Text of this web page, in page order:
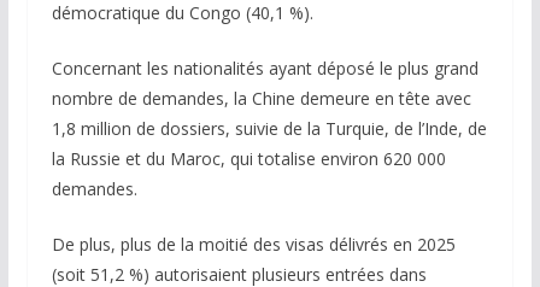
démocratique du Congo (40,1 %).
Concernant les nationalités ayant déposé le plus grand
nombre de demandes, la Chine demeure en tête avec
1,8 million de dossiers, suivie de la Turquie, de l’Inde, de
la Russie et du Maroc, qui totalise environ 620 000
demandes.
De plus, plus de la moitié des visas délivrés en 2025
(soit 51,2 %) autorisaient plusieurs entrées dans